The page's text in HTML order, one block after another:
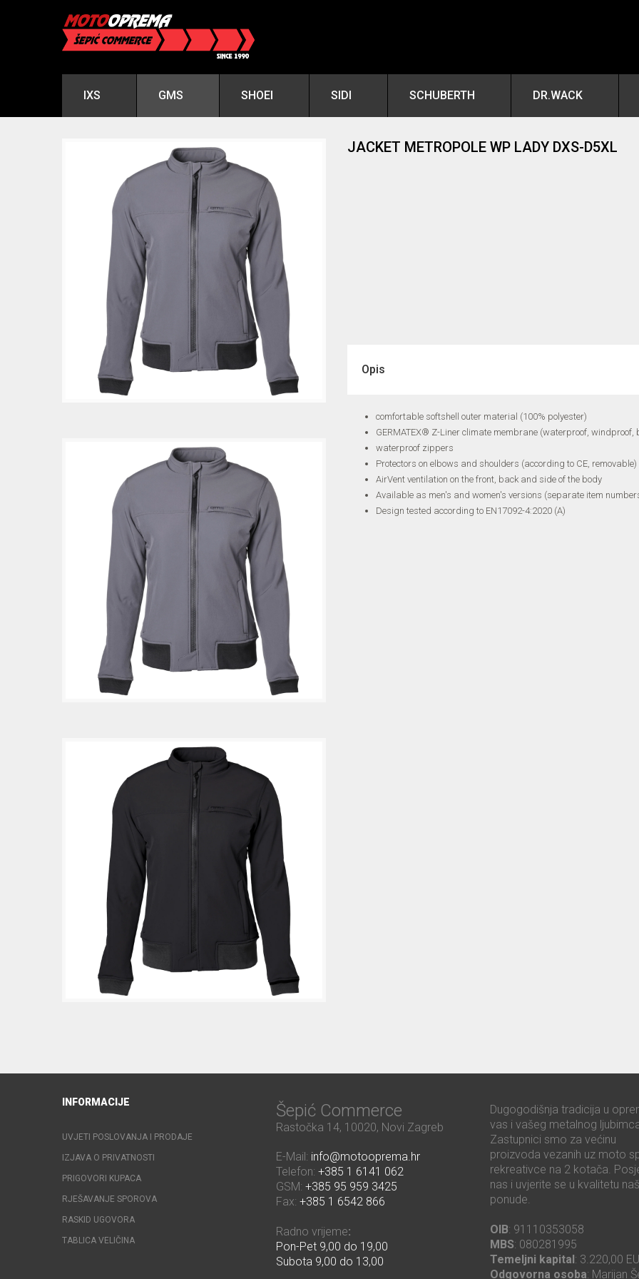
IXS GMS SHOEI SIDI SCHUBERTH DR.WACK
JACKET METROPOLE WP LADY DXS-D5XL
Opis
comfortable softshell outer material (100% polyester)
GERMATEX® Z-Liner climate membrane (waterproof, windproof,
waterproof zippers
Protectors on elbows and shoulders (according to CE, removable)
AirVent ventilation on the front, back and side of the body
Available as men's and women's versions (separate item
Design tested according to EN17092-4:2020 (A)
INFORMACIJE
UVJETI POSLOVANJA I PRODAJE
IZJAVA O PRIVATNOSTI
PRIGOVORI KUPACA
RJEŠAVANJE SPOROVA
RASKID UGOVORA
TABLICA VELIČINA
Šepić Commerce
Rastočka 14, 10020, Novi Zagreb
E-Mail: info@motooprema.hr
Telefon: +385 1 6141 062
GSM: +385 95 959 3425
Fax: +385 1 6542 866
Radno vrijeme:
Pon-Pet 9,00 do 19,00
Subota 9,00 do 13,00
Dugogodišnja tradicija u
vas i vašeg metalnog
Zastupnici smo za većinu
proizvoda vezanih uz moto
rekreativce na 2 kotača.
nas i uvjerite se u kvalitetu
ponude.
OIB: 91110353058
MBS: 080281995
Temeljni kapital : 3.220,00
Odgovorna osoba: Marijan